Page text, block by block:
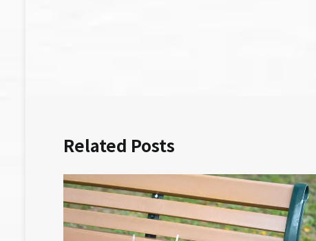
Related Posts